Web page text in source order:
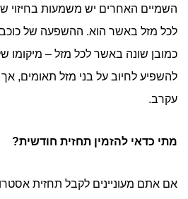
השמיים האחרים יש משמעות בחיזוי
לכל מזל באשר הוא. ההשפעה של
להשפיע לחיוב על בני מזל תאומים,
עקרב.
מתי כדאי להזמין תחזית חודשית?
אם אתם מעוניינים לקבל תחזית